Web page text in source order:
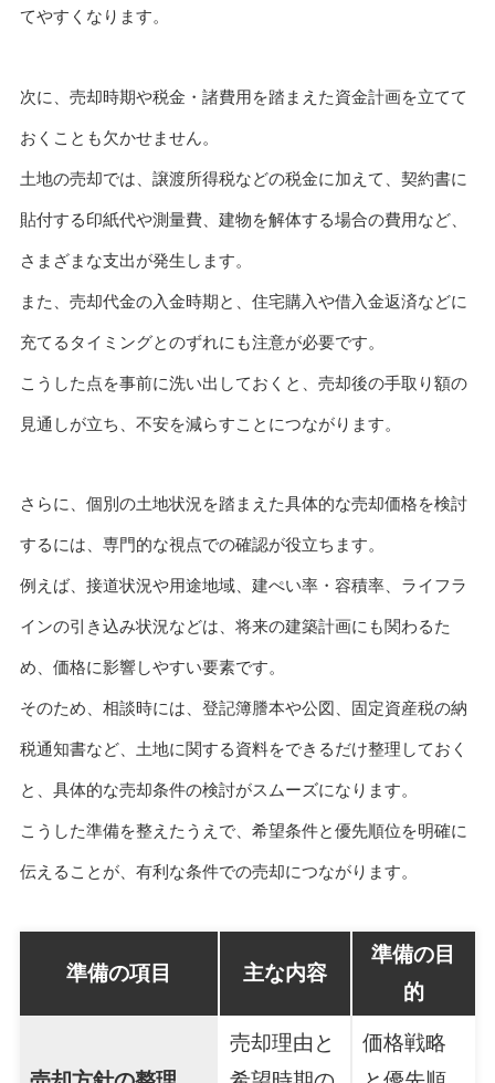
てやすくなります。
次に、売却時期や税金・諸費用を踏まえた資金計画を立てて
おくことも欠かせません。
土地の売却では、譲渡所得税などの税金に加えて、契約書に
貼付する印紙代や測量費、建物を解体する場合の費用など、
さまざまな支出が発生します。
また、売却代金の入金時期と、住宅購入や借入金返済などに
充てるタイミングとのずれにも注意が必要です。
こうした点を事前に洗い出しておくと、売却後の手取り額の
見通しが立ち、不安を減らすことにつながります。
さらに、個別の土地状況を踏まえた具体的な売却価格を検討
するには、専門的な視点での確認が役立ちます。
例えば、接道状況や用途地域、建ぺい率・容積率、ライフラ
インの引き込み状況などは、将来の建築計画にも関わるた
め、価格に影響しやすい要素です。
そのため、相談時には、登記簿謄本や公図、固定資産税の納
税通知書など、土地に関する資料をできるだけ整理しておく
と、具体的な売却条件の検討がスムーズになります。
こうした準備を整えたうえで、希望条件と優先順位を明確に
伝えることが、有利な条件での売却につながります。
準備の項目 主な内容
準備の目
的
売却理由と
価格戦略